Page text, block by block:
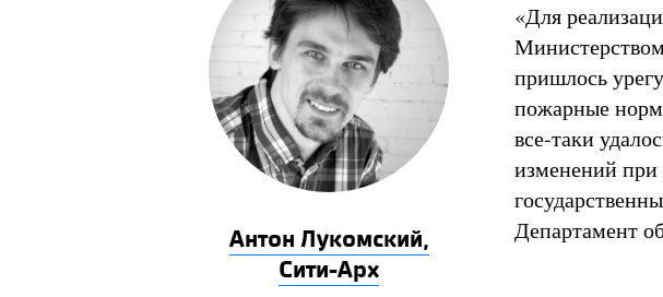
Антон Лукомский,
Сити-Арх
«Для
пришлось
пожарные
все-таки
изменений при
Департамент